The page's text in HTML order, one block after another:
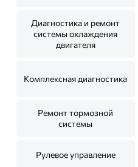
Диагностика и ремонт
системы охлаждения
двигателя
Комплексная диагностика
Ремонт тормозной
системы
Рулевое управление